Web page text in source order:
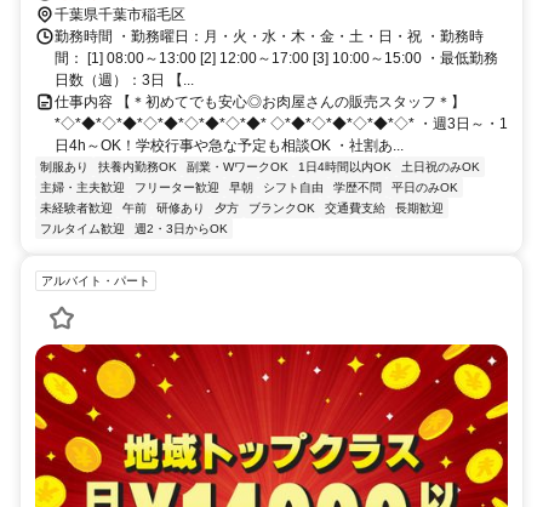
毛駅」徒歩1分、京成千葉線「京成稲毛駅」徒歩10分、千葉都市モノ
レール「穴川駅」バス10分
千葉県千葉市稲毛区
勤務時間 ・勤務曜日：月・火・水・木・金・土・日・祝 ・勤務時
間： [1] 08:00～13:00 [2] 12:00～17:00 [3] 10:00～15:00 ・最低勤務
日数（週）：3日 【...
仕事内容 【＊初めてでも安心◎お肉屋さんの販売スタッフ＊】
*◇*◆*◇*◆*◇*◆*◇*◆*◇*◆* ◇*◆*◇*◆*◇*◆*◇* ・週3日～・1
日4h～OK！学校行事や急な予定も相談OK ・社割あ...
制服あり 扶養内勤務OK 副業・WワークOK 1日4時間以内OK
土日祝のみOK
主婦・主夫歓迎
フリーター歓迎 早朝 シフト自由 学歴不問
平日のみOK
未経験者歓迎
午前 研修あり 夕方 ブランクOK 交通費支給
長期歓迎
フルタイム歓迎
週2・3日からOK
アルバイト・パート